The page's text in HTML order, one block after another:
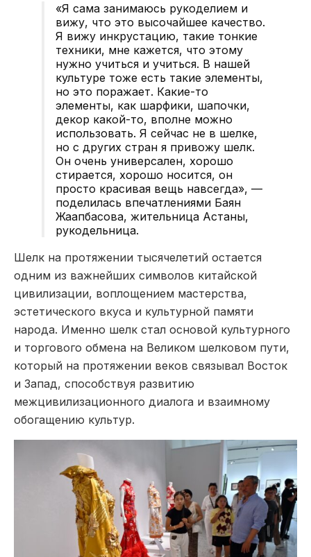
«Я сама занимаюсь рукоделием и
вижу, что это высочайшее качество.
Я вижу инкрустацию, такие тонкие
техники, мне кажется, что этому
нужно учиться и учиться. В нашей
культуре тоже есть такие элементы,
но это поражает. Какие-то
элементы, как шарфики, шапочки,
декор какой-то, вполне можно
использовать. Я сейчас не в шелке,
но с других стран я привожу шелк.
Он очень универсален, хорошо
стирается, хорошо носится, он
просто красивая вещь навсегда», —
поделилась впечатлениями Баян
Жаапбасова, жительница Астаны,
рукодельница.
Шелк на протяжении тысячелетий остается
одним из важнейших символов китайской
цивилизации, воплощением мастерства,
эстетического вкуса и культурной памяти
народа. Именно шелк стал основой культурного
и торгового обмена на Великом шелковом пути,
который на протяжении веков связывал Восток
и Запад, способствуя развитию
межцивилизационного диалога и взаимному
обогащению культур.